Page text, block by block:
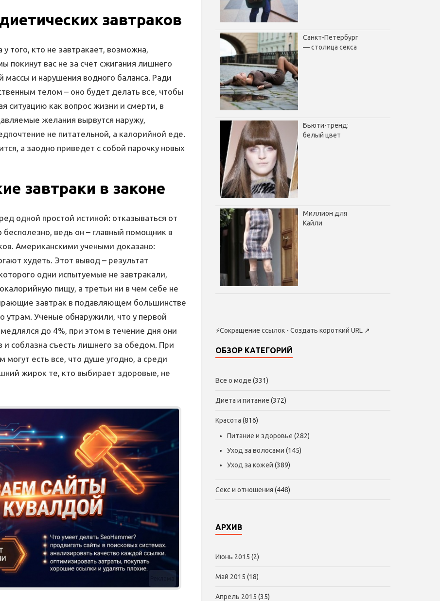
завтраков
того, кто не завтракает, возможна,
покинут вас не за счет сжигания лишнего
и нарушения водного баланса. Ради
телом – оно будет делать все, чтобы
ситуацию как вопрос жизни и смерти, в
желания вырвутся наружу,
не питательной, а калорийной еде.
а заодно приведет с собой парочку новых
завтраки в законе
одной простой истиной: отказываться от
ведь он – главный помощник в
Американскими учеными доказано:
худеть. Этот вывод – результат
одни испытуемые не завтракали,
пищу, а третьи ни в чем себе не
завтрак в подавляющем большинстве
утрам. Ученые обнаружили, что у первой
до 4%, при этом в течение дня они
и соблазна съесть лишнего за обедом. При
есть все, что душе угодно, а среди
жирок те, кто выбирает здоровые, не
Санкт-Петербург
— столица секса
Бьюти-тренд:
белый цвет
Миллион для
Кайли
⚡Сокращение ссылок - Создать короткий URL ↗
ОБЗОР КАТЕГОРИЙ
Все о моде (331)
Диета и питание (372)
Красота (816)
Питание и здоровье (282)
Уход за волосами (145)
Уход за кожей (389)
Секс и отношения (448)
АРХИВ
Июнь 2015 (2)
Май 2015 (18)
Апрель 2015 (35)